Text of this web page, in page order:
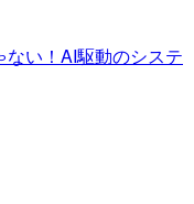
ない！AI駆動のシステ